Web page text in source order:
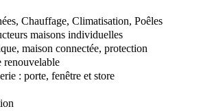
Chauffage, Climatisation, Poêles
maisons individuelles
maison connectée, protection
renouvelable
: porte, fenêtre et store